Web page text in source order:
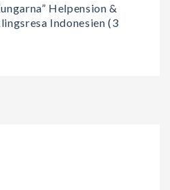
Helpension &
Indonesien (3